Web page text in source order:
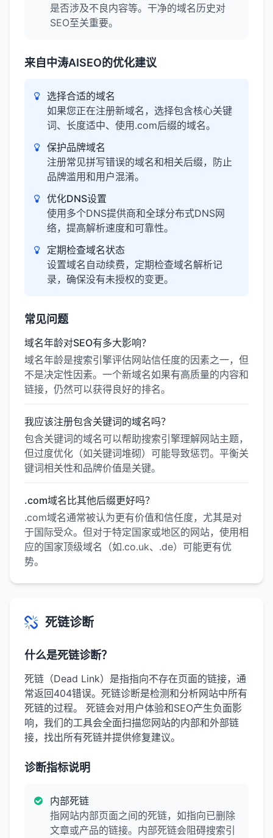
是否涉及不良内容等。干净的域名历史对
SEO至关重要。
来自中涛AISEO的优化建议
选择合适的域名
如果您正在注册新域名，选择包含核心关键
词、长度适中、使用.com后缀的域名。
保护品牌域名
注册常见拼写错误的域名和相关后缀，防止
品牌滥用和用户混淆。
优化DNS设置
使用多个DNS提供商和全球分布式DNS网
络，提高解析速度和可靠性。
定期检查域名状态
设置域名自动续费，定期检查域名解析记
录，确保没有未授权的变更。
常见问题
域名年龄对SEO有多大影响？
域名年龄是搜索引擎评估网站信任度的因素之一，但
不是决定性因素。一个新域名如果有高质量的内容和
链接，仍然可以获得良好的排名。
我应该注册包含关键词的域名吗？
包含关键词的域名可以帮助搜索引擎理解网站主题，
但过度优化（如关键词堆砌）可能导致惩罚。平衡关
键词相关性和品牌价值是关键。
.com域名比其他后缀更好吗？
.com域名通常被认为更有价值和信任度，尤其是对
于国际受众。但对于特定国家或地区的网站，使用相
应的国家顶级域名（如.co.uk、.de）可能更有优
势。
死链诊断
什么是死链诊断？
死链（Dead Link）是指指向不存在页面的链接，通
常返回404错误。死链诊断是检测和分析网站中所有
死链的过程。 死链会对用户体验和SEO产生负面影
响，我们的工具会全面扫描您网站的内部和外部链
接，找出所有死链并提供修复建议。
诊断指标说明
内部死链
指网站内部页面之间的死链，如指向已删除
文章或产品的链接。内部死链会阻碍搜索引